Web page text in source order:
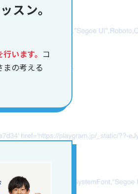
スン。
います。 コ
の考える